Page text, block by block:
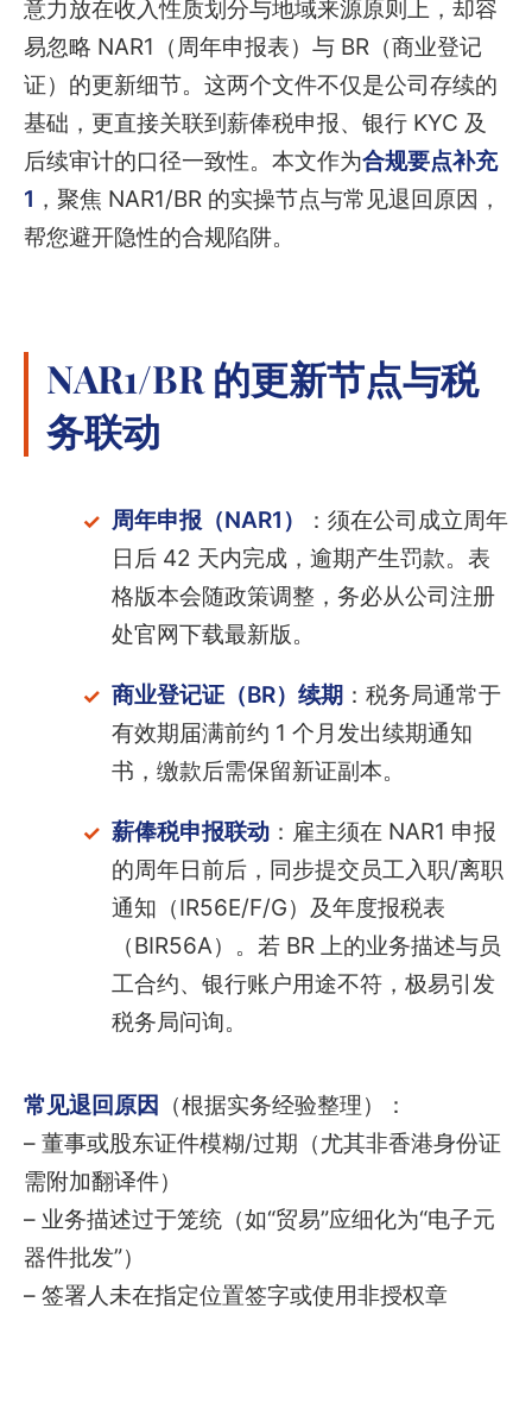
意力放在收入性质划分与地域来源原则上，却容
易忽略 NAR1（周年申报表）与 BR（商业登记
证）的更新细节。这两个文件不仅是公司存续的
基础，更直接关联到薪俸税申报、银行 KYC 及
后续审计的口径一致性。本文作为合规要点补充
1 ，聚焦 NAR1/BR 的实操节点与常见退回原因，
帮您避开隐性的合规陷阱。
NAR1/BR 的更新节点与税
务联动
周年申报（NAR1）
：须在公司成立周年
日后 42 天内完成，逾期产生罚款。表
格版本会随政策调整，务必从公司注册
处官网下载最新版。
商业登记证（BR）续期 ：税务局通常于
有效期届满前约 1 个月发出续期通知
书，缴款后需保留新证副本。
薪俸税申报联动：雇主须在 NAR1 申报
的周年日前后，同步提交员工入职/离职
通知（IR56E/F/G）及年度报税表
（BIR56A）。若 BR 上的业务描述与员
工合约、银行账户用途不符，极易引发
税务局问询。
常见退回原因
（根据实务经验整理）：
– 董事或股东证件模糊/过期（尤其非香港身份证
需附加翻译件）
– 业务描述过于笼统（如“贸易”应细化为“电子元
器件批发”）
– 签署人未在指定位置签字或使用非授权章